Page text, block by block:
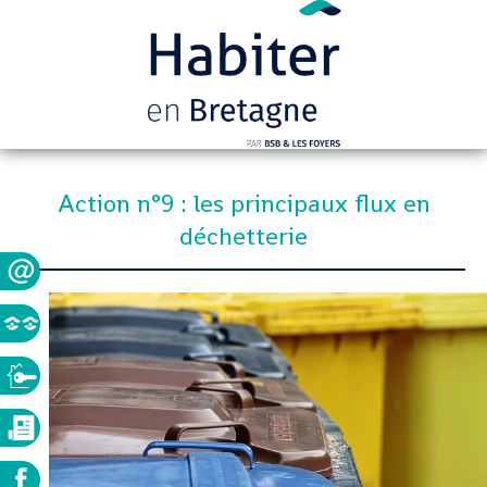
Action n°9 : les principaux flux en
déchetterie